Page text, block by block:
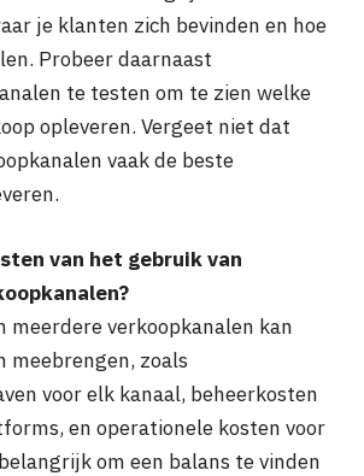
je klanten zich bevinden en hoe
Probeer daarnaast
te testen om te zien welke
opleveren. Vergeet niet dat
vaak de beste
van het gebruik van
meerdere verkoopkanalen kan
meebrengen, zoals
voor elk kanaal, beheerkosten
en operationele kosten voor
om een balans te vinden